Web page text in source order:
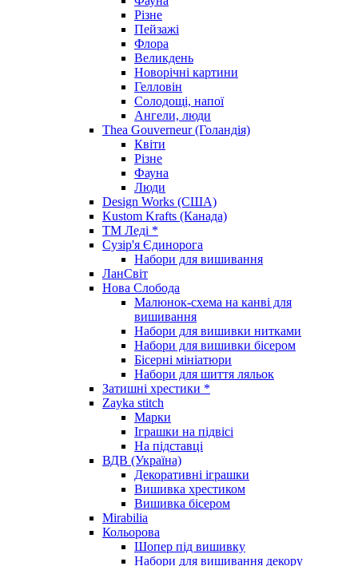
Різне
Пейзажі
Флора
Великдень
Новорічні картини
Гелловін
Солодощі, напої
Ангели, люди
Thea Gouverneur (Голандія)
Квіти
Різне
Фауна
Люди
Design Works (США)
Kustom Krafts (Канада)
ТМ Леді *
Сузір'я Єдинорога
Набори для вишивання
ЛанСвіт
Нова Слобода
Малюнок-схема на канві для
вишивання
Набори для вишивки нитками
Набори для вишивки бісером
Бісерні мініатюри
Набори для шиття ляльок
Затишні хрестики *
Zayka stitch
Марки
Іграшки на підвісі
На підставці
ВДВ (Україна)
Декоративні іграшки
Вишивка хрестиком
Вишивка бісером
Mirabilia
Кольорова
Шопер під вишивку
Набори для вишивання декору